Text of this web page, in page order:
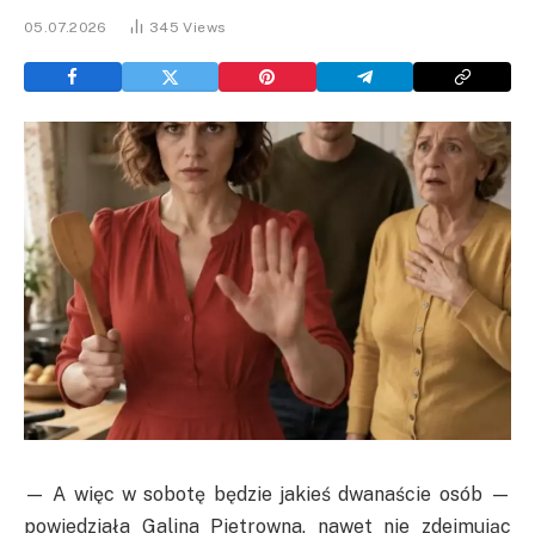
05.07.2026 345Views
— A więc w sobotę będzie jakieś dwanaście osób —
powiedziała Galina Pietrowna, nawet nie zdejmując